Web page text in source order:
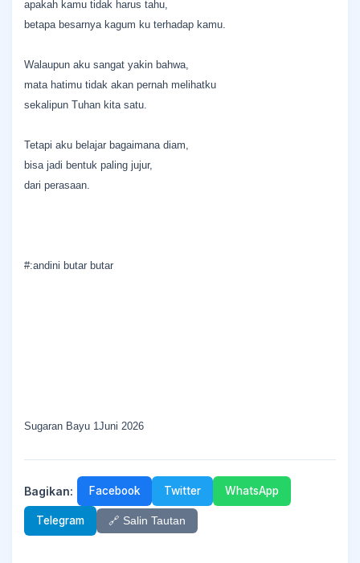
apakah kamu tidak harus tahu,
betapa besarnya kagum ku terhadap kamu.
Walaupun aku sangat yakin bahwa,
mata hatimu tidak akan pernah melihatku
sekalipun Tuhan kita satu.
Tetapi aku belajar bagaimana diam,
bisa jadi bentuk paling jujur,
dari perasaan.
#:andini butar butar
Sugaran Bayu 1Juni 2026
Bagikan: Facebook Twitter WhatsApp
Telegram 🔗 Salin Tautan